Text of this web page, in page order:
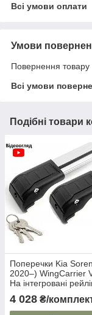
Всі умови оплати
Умови
Повернення товару
Всі умови
Подібні товари
Поперечки Kia
2020–) WingCarrier
На інтегровані
4 028 ₴/